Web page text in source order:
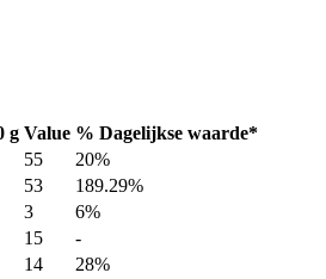
g Value % Dagelijkse waarde*
55
20%
53
189.29%
3
6%
15
-
14
28%